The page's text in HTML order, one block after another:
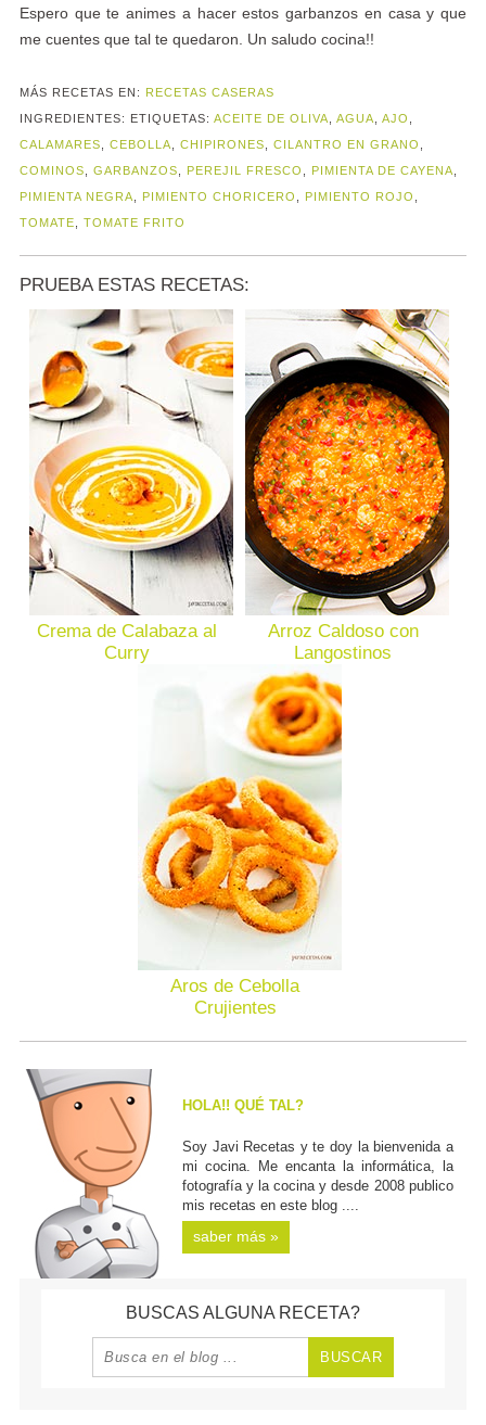
Espero que te animes a hacer estos garbanzos en casa y que
me cuentes que tal te quedaron. Un saludo cocina!!
MÁS RECETAS EN: RECETAS CASERAS
INGREDIENTES: ETIQUETAS: ACEITE DE OLIVA AGUA AJO
CALAMARES
CEBOLLA CHIPIRONES CILANTRO EN GRANO
COMINOS
GARBANZOS PEREJIL FRESCO PIMIENTA DE CAYENA
PIMIENTA NEGRA
PIMIENTO CHORICERO PIMIENTO ROJO
TOMATE
TOMATE FRITO
PRUEBA ESTAS RECETAS:
Crema de Calabaza al
Curry
Arroz Caldoso con
Langostinos
Aros de Cebolla
Crujientes
HOLA!! QUÉ TAL?
Soy Javi Recetas y te doy la bienvenida a
mi cocina. Me encanta la informática, la
fotografía y la cocina y desde 2008 publico
mis recetas en este blog ....
saber más »
BUSCAS ALGUNA RECETA?